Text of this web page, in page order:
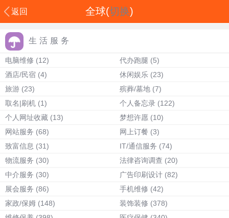
返回 全球(切换)
生活服务
电脑维修 (12) 代办跑腿 (5)
酒店/民宿 (4) 休闲娱乐 (23)
旅游 (23) 殡葬/墓地 (7)
取名|刷机 (1) 个人备忘录 (122)
个人网址收藏 (13) 梦想许愿 (10)
网站服务 (68) 网上订餐 (3)
致富信息 (31) IT/通信服务 (74)
物流服务 (30) 法律咨询调查 (20)
中介服务 (30) 广告印刷设计 (82)
展会服务 (86) 手机维修 (42)
家政/保姆 (148) 装饰装修 (378)